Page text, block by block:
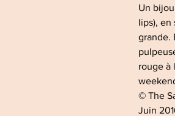
Un
lips), en
grande.
rouge à
© The
Juin